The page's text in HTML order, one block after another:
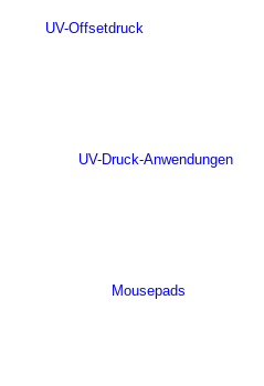
UV-Offsetdruck
UV-Druck-Anwendungen
Mousepads